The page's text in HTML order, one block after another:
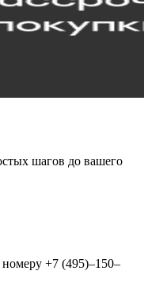
шагов до вашего
+7 (495)–150–